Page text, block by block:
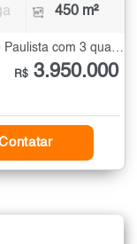
450 m²
Condomínio Fechado à Venda no Planalto Paulista com 3 quartos - 450 m²
R$ 3.950.000